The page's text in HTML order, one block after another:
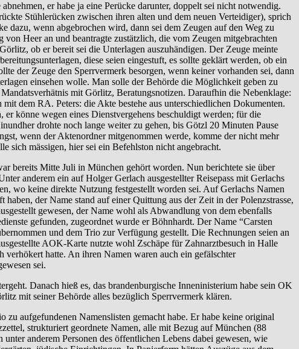
er habe ja eine Perücke darunter, doppelt sei nicht notwendig.
Stühlerücken zwischen ihren alten und dem neuen Verteidiger), sprich
dazu, wenn abgebrochen wird, dann sei dem Zeugen auf den Weg zu
Heer an und beantragte zustätzlich, die vom Zeugen mitgebrachten
ob er bereit sei die Unterlagen auszuhändigen. Der Zeuge meinte
diese seien eingestuft, es sollte geklärt werden, ob ein
der Zeuge den Sperrvermerk besorgen, wenn keiner vorhanden sei, dann
einsehen wolle. Man solle der Behörde die Möglichkeit geben zu
mit Görlitz, Beratungsnotizen. Daraufhin die Nebenklage:
dem RA. Peters: die Akte bestehe aus unterschiedlichen Dokumenten.
könne wegen eines Dienstvergehens beschuldigt werden; für die
drohte noch lange weiter zu gehen, bis Götzl 20 Minuten Pause
wenn der Aktenordner mitgenommen werde, komme der nicht mehr
sich mässigen, hier sei ein Befehlston nicht angebracht.
bereits Mitte Juli in München gehört worden. Nun berichtete sie über
anderem ein auf Holger Gerlach ausgestellter Reisepass mit Gerlachs
wo keine direkte Nutzung festgestellt worden sei. Auf Gerlachs Namen
der Name stand auf einer Quittung aus der Zeit in der Polenzstrasse,
gewesen, der Name wohl als Abwandlung von dem ebenfalls
gefunden, zugeordnet wurde er Böhnhardt. Der Name “Carsten
und dem Trio zur Verfügung gestellt. Die Rechnungen seien an
AOK-Karte nutzte wohl Zschäpe für Zahnarztbesuch in Halle
verhökert hatte. An ihren Namen waren auch ein gefälschter
sei.
Danach hieß es, das brandenburgische Inneninisterium habe sein OK
mit seiner Behörde alles bezüglich Sperrvermerk klären.
aufgefundenen Namenslisten gemacht habe. Er habe keine original
strukturiert geordnete Namen, alle mit Bezug auf München (88
anderem Personen des öffentlichen Lebens dabei gewesen, wie